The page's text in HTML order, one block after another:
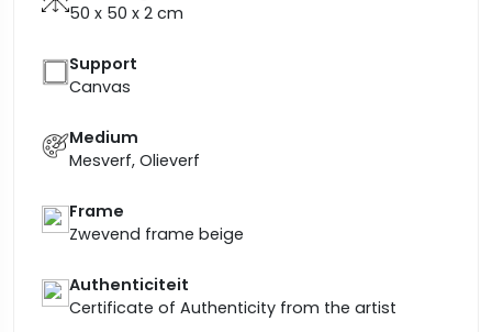
50 x 50 x 2 cm
Support
Canvas
Medium
Mesverf, Olieverf
Frame
Zwevend frame beige
Authenticiteit
Certificate of Authenticity from the artist